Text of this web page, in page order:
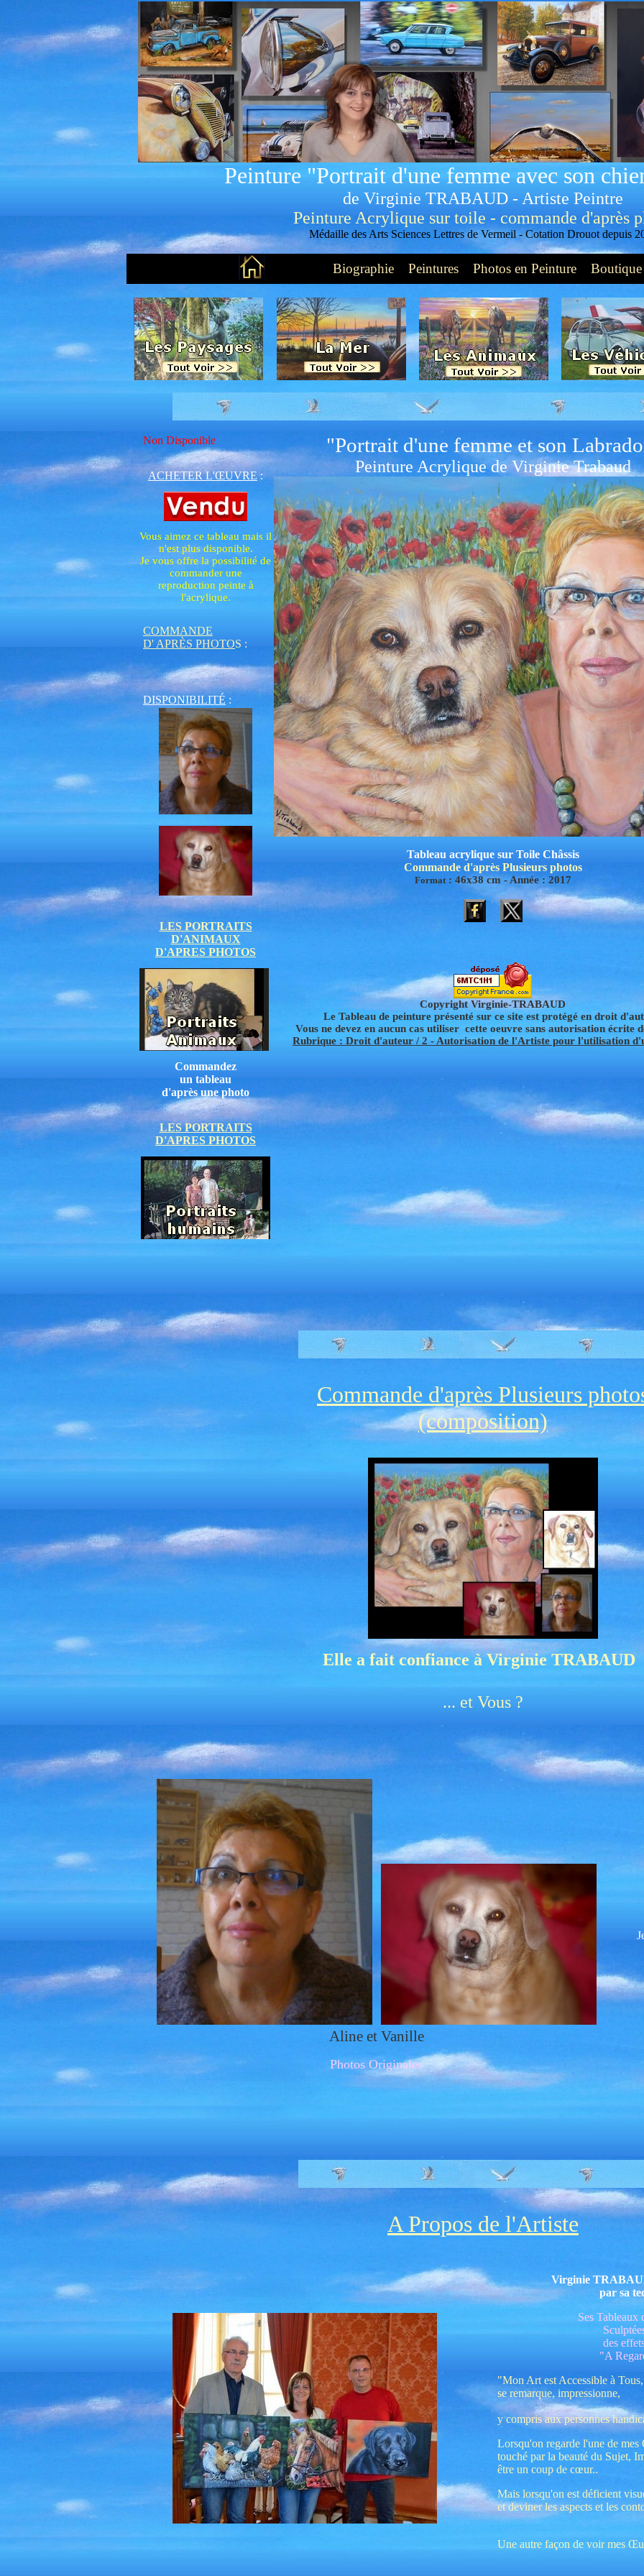
Peinture "Portrait d'une femme avec son
de Virginie TRABAUD - Artiste Peintre
Peinture Acrylique sur toile - commande d'après
Médaille des Arts Sciences Lettres de Vermeil - Cotation Drouot depuis
Biographie Peintures Photos en Peinture Boutique
ACHETER L'ŒUVRE:
Vous aimez ce tableau mais il
n'est plus disponible.
Je vous offre la possibilité de
commander une
reproduction peinte à
l'acrylique.
DISPONIBILITÉ :
COMMANDE
D' APRÈS PHOTOS :
Non Disponible
LES PORTRAITS
D'ANIMAUX
D'APRES PHOTOS
Commandez
un tableau
d'après une photo
LES PORTRAITS
D'APRES PHOTOS
"Portrait d'une femme et son
Peinture Acrylique de Virginie Trabaud
Tableau acrylique sur Toile Châssis
Commande d'après Plusieurs photos
Format: 46x38 cm - Année : 2017
Copyright Virginie-TRABAUD
Le Tableau de peinture présenté sur ce site est protégé en droit
Vous ne devez en aucun cas utiliser cette oeuvre sans autorisation écrite
Rubrique : Droit d'auteur / 2 - Autorisation de l'Artiste pour l'utilisation
Commande d'après Plusieurs
(composition)
Elle a fait confiance à Virginie TRABAUD
... et Vous ?
Aline et Vanille
Photos Originales
A Propos de l'Artiste
Virginie
par sa
Ses Tableaux
des
"A
"Mon Art est Accessible à
se remarque, impressionne,
y compris aux personnes
Lorsqu'on regarde l'une de
touché par la beauté du Sujet,
être un coup de cœur..
Mais lorsqu'on est déficient
et deviner les aspects et les
Une autre façon de voir mes